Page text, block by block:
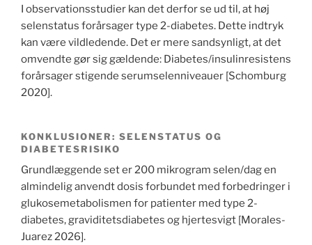
I observationsstudier kan det derfor se ud til, at høj
selenstatus forårsager type 2-diabetes. Dette indtryk
kan være vildledende. Det er mere sandsynligt, at det
omvendte gør sig gældende: Diabetes/insulinresistens
forårsager stigende serumselenniveauer [Schomburg
2020].
KONKLUSIONER: SELENSTATUS OG
DIABETESRISIKO
Grundlæggende set er 200 mikrogram selen/dag en
almindelig anvendt dosis forbundet med forbedringer i
glukosemetabolismen for patienter med type 2-
diabetes, graviditetsdiabetes og hjertesvigt [Morales-
Juarez 2026].